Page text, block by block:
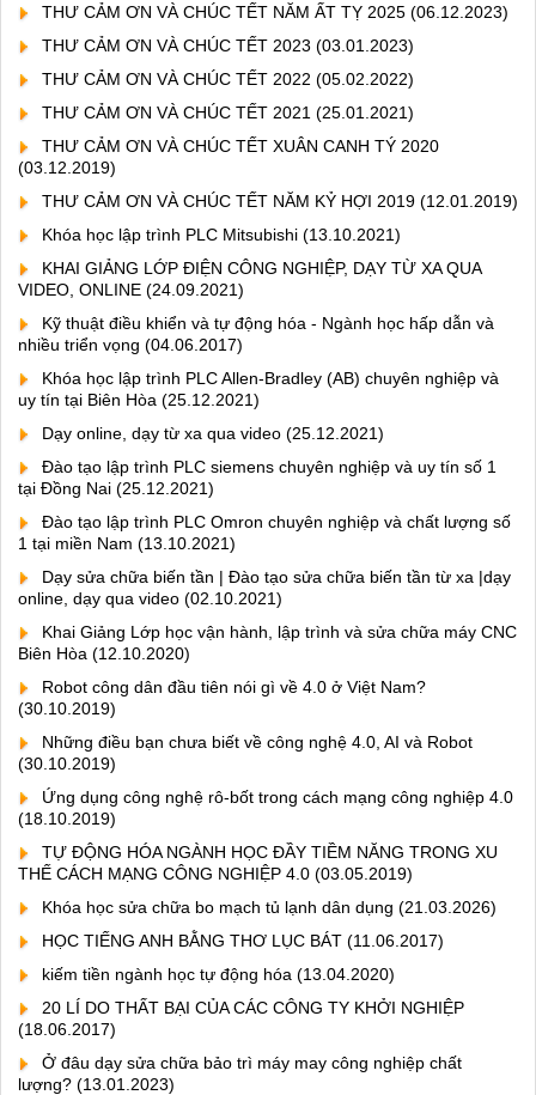
THƯ CẢM ƠN VÀ CHÚC TẾT NĂM ẤT TỴ 2025 (06.12.2023)
THƯ CẢM ƠN VÀ CHÚC TẾT 2023 (03.01.2023)
THƯ CẢM ƠN VÀ CHÚC TẾT 2022 (05.02.2022)
THƯ CẢM ƠN VÀ CHÚC TẾT 2021 (25.01.2021)
THƯ CẢM ƠN VÀ CHÚC TẾT XUÂN CANH TÝ 2020
(03.12.2019)
THƯ CẢM ƠN VÀ CHÚC TẾT NĂM KỶ HỢI 2019 (12.01.2019)
Khóa học lập trình PLC Mitsubishi (13.10.2021)
KHAI GIẢNG LỚP ĐIỆN CÔNG NGHIỆP, DẠY TỪ XA QUA
VIDEO, ONLINE (24.09.2021)
Kỹ thuật điều khiển và tự động hóa - Ngành học hấp dẫn và
nhiều triển vọng (04.06.2017)
Khóa học lập trình PLC Allen-Bradley (AB) chuyên nghiệp và
uy tín tại Biên Hòa (25.12.2021)
Dạy online, dạy từ xa qua video (25.12.2021)
Đào tạo lập trình PLC siemens chuyên nghiệp và uy tín số 1
tại Đồng Nai (25.12.2021)
Đào tạo lập trình PLC Omron chuyên nghiệp và chất lượng số
1 tại miền Nam (13.10.2021)
Dạy sửa chữa biến tần | Đào tạo sửa chữa biến tần từ xa |dạy
online, dạy qua video (02.10.2021)
Khai Giảng Lớp học vận hành, lập trình và sửa chữa máy CNC
Biên Hòa (12.10.2020)
Robot công dân đầu tiên nói gì về 4.0 ở Việt Nam?
(30.10.2019)
Những điều bạn chưa biết về công nghệ 4.0, AI và Robot
(30.10.2019)
Ứng dụng công nghệ rô-bốt trong cách mạng công nghiệp 4.0
(18.10.2019)
TỰ ĐỘNG HÓA NGÀNH HỌC ĐẦY TIỀM NĂNG TRONG XU
THẾ CÁCH MẠNG CÔNG NGHIỆP 4.0 (03.05.2019)
Khóa học sửa chữa bo mạch tủ lạnh dân dụng (21.03.2026)
HỌC TIẾNG ANH BẰNG THƠ LỤC BÁT (11.06.2017)
kiếm tiền ngành học tự động hóa (13.04.2020)
20 LÍ DO THẤT BẠI CỦA CÁC CÔNG TY KHỞI NGHIỆP
(18.06.2017)
Ở đâu dạy sửa chữa bảo trì máy may công nghiệp chất
lượng? (13.01.2023)